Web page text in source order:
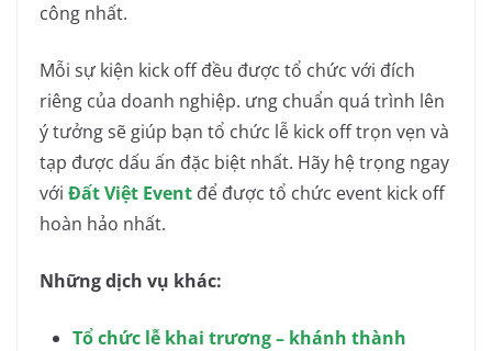
công nhất.
Mỗi sự kiện kick off đều được tổ chức với đích
riêng của doanh nghiệp. ưng chuẩn quá trình lên
ý tưởng sẽ giúp bạn tổ chức lễ kick off trọn vẹn và
tạp được dấu ấn đặc biệt nhất. Hãy hệ trọng ngay
với Đất Việt Event để được tổ chức event kick off
hoàn hảo nhất.
Những dịch vụ khác:
Tổ chức lễ khai trương – khánh thành